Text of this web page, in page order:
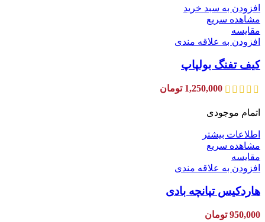
افزودن به سبد خرید
مشاهده سریع
مقایسه
افزودن به علاقه مندی
کیف تفنگ بولپاپ
1,250,000 تومان
اتمام موجودی
اطلاعات بیشتر
مشاهده سریع
مقایسه
افزودن به علاقه مندی
هاردکیس تپانچه بادی
950,000 تومان